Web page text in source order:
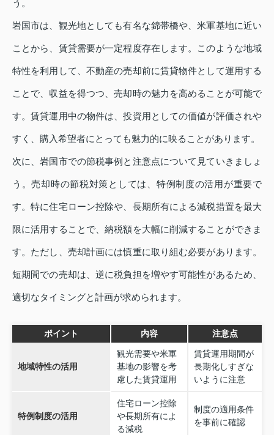
う。
岩国市は、観光地としても有名な錦帯橋や、米軍基地に近い
ことから、賃貸需要が一定程度存在します。このような地域
特性を利用して、不動産の売却前に賃貸物件として運用する
ことで、収益を得つつ、売却時の魅力を高めることが可能で
す。賃貸運用中の物件は、投資用としての価値が評価されや
すく、購入希望者にとっても魅力的に映ることがあります。
次に、岩国市での節税事例と注意点について見ていきましょ
う。売却時の節税対策としては、特例制度の活用が重要で
す。特に住宅ローン控除や、長期所有による減税措置を最大
限に活用することで、納税額を大幅に削減することができま
す。ただし、売却計画には慎重に取り組む必要があります。
短期間での売却は、逆に税負担を増やす可能性があるため、
適切なタイミングと計画が求められます。
ポイント 内容 注意点
地域特性の活用
観光需要や米軍
基地の影響を考
慮した賃貸運用
賃貸運用期間が
長期化しすぎな
いように注意
特例制度の活用
住宅ローン控除
や長期所有によ
る減税
制度の適用条件
を事前に確認